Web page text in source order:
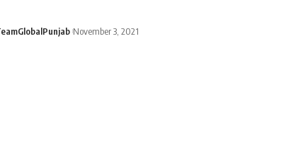
November 3, 2021